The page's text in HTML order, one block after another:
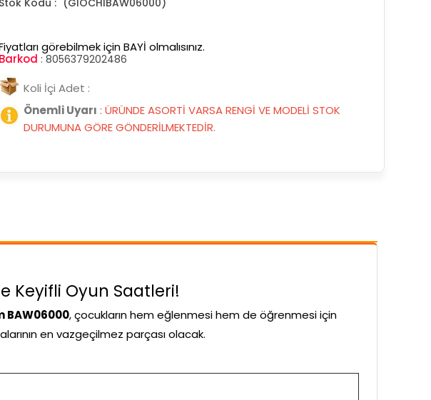
(GIOCHIBAW06000)
görebilmek için BAYİ olmalısınız.
Barkod : 8056379202486
Koli İçi Adet :
Önemli Uyarı : ÜRÜNDE ASORTİ VARSA RENGİ VE MODELİ STOK
DURUMUNA GÖRE GÖNDERİLMEKTEDİR.
Keyifli Oyun Saatleri!
BAW06000, çocukların hem eğlenmesi hem de öğrenmesi için
en vazgeçilmez parçası olacak.